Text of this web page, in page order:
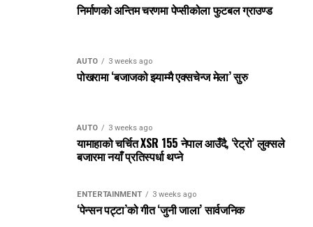
निर्माणको अन्तिम चरणमा पेप्सीकोला फुटबल ग्राउण्ड
AUTO 3 weeks ago
पोखरामा ‘बजाजको झ्याम्मै एक्सचेन्ज मेला’ सुरु
AUTO 3 weeks ago
यामाहाको चर्चित XSR 155 नेपाल आउँदै, ‘रेट्रो’ लुक्सले
बजारमा नयाँ प्रतिस्पर्धा थप्ने
ENTERTAINMENT 3 weeks ago
‘पेन्सन पट्टा’को गीत ‘जुनी जाला’ सार्वजनिक